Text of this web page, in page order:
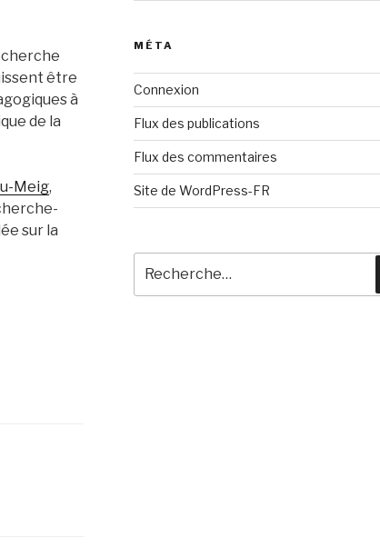
être
à
de la
Meig,
sur la
MÉTA
Connexion
Flux des publications
Flux des commentaires
Site de WordPress-FR
pour
: